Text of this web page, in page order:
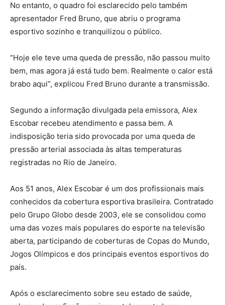
No entanto, o quadro foi esclarecido pelo também
apresentador Fred Bruno, que abriu o programa
esportivo sozinho e tranquilizou o público.
“Hoje ele teve uma queda de pressão, não passou muito
bem, mas agora já está tudo bem. Realmente o calor está
brabo aqui”, explicou Fred Bruno durante a transmissão.
Segundo a informação divulgada pela emissora, Alex
Escobar recebeu atendimento e passa bem. A
indisposição teria sido provocada por uma queda de
pressão arterial associada às altas temperaturas
registradas no Rio de Janeiro.
Aos 51 anos, Alex Escobar é um dos profissionais mais
conhecidos da cobertura esportiva brasileira. Contratado
pelo Grupo Globo desde 2003, ele se consolidou como
uma das vozes mais populares do esporte na televisão
aberta, participando de coberturas de Copas do Mundo,
Jogos Olímpicos e dos principais eventos esportivos do
país.
Após o esclarecimento sobre seu estado de saúde,